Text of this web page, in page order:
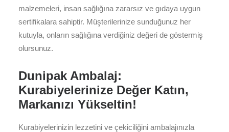
malzemeleri, insan sağlığına zararsız ve gıdaya uygun
sertifikalara sahiptir. Müşterilerinize sunduğunuz her
kutuyla, onların sağlığına verdiğiniz değeri de göstermiş
olursunuz.
Dunipak Ambalaj:
Kurabiyelerinize Değer Katın,
Markanızı Yükseltin!
Kurabiyelerinizin lezzetini ve çekiciliğini ambalajınızla